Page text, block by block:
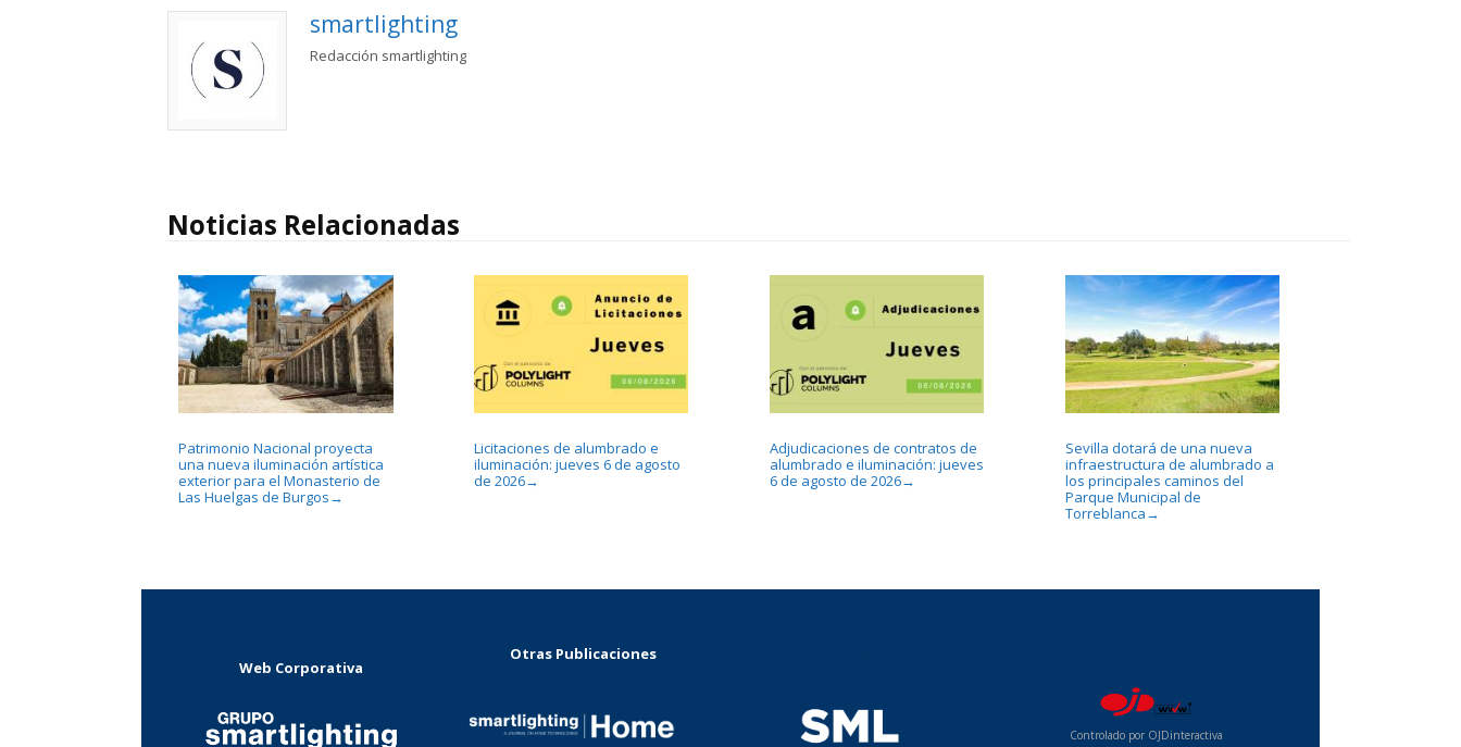
smartlighting
Redacción smartlighting
Noticias Relacionadas
Patrimonio Nacional proyecta
una nueva iluminación artística
exterior para el Monasterio de
Las Huelgas de Burgos →
Licitaciones de alumbrado e
iluminación: jueves 6 de agosto
de 2026→
Adjudicaciones de contratos de
alumbrado e iluminación: jueves
6 de agosto de 2026→
Sevilla dotará de una nueva
infraestructura de alumbrado a
los principales caminos del
Parque Municipal de
Torreblanca →
Web Corporativa
Otras Publicaciones
Controlado por OJDinteractiva